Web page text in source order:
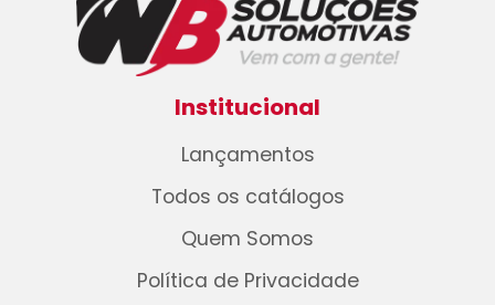
Institucional
Lançamentos
Todos os catálogos
Quem Somos
Política de Privacidade